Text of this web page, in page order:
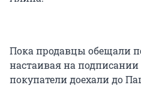
Пока продавцы обещали
настаивая на
покупатели доехали до